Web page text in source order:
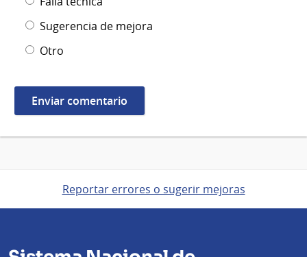
Sugerencia de mejora
Otro
Reportar errores o sugerir mejoras